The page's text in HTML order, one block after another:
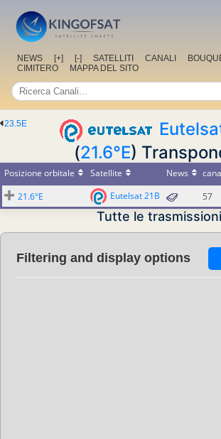
NEWS [+] [-] SATELLITI CANALI
CIMITERO
MAPPA DEL SITO
23.5E
(21.6°E)
Posizione orbitale Satellite News
21.6°E
Eutelsat 21B 57
Tutte le trasmissioni
Filtering and display options